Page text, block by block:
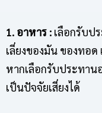
1. อาหาร : เลือกรับป
เลี่ยงของมัน ของทอด
หากเลือกรับประทาน
เป็นปัจจัยเสี่ยงได้